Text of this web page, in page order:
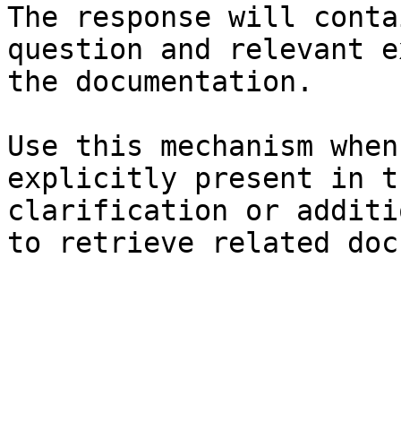
The response will
question and relevant
the documentation.
Use this mechanism
explicitly present in
clarification or